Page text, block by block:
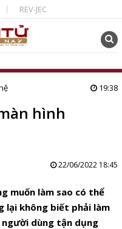
REV-JEC
19:38
hình
22/06/2022 18:45
muốn làm sao có thể
lại không biết phải làm
dùng tận dụng